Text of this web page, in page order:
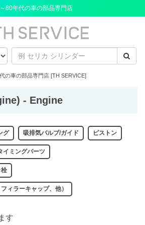
80年代の車の部品専門店
の車の部品専門店 [TH SERVICE]
- Engine
グ 吸排気バルブ/ガイド ピストン
イミングパーツ
ィラーキャップ、他）
す